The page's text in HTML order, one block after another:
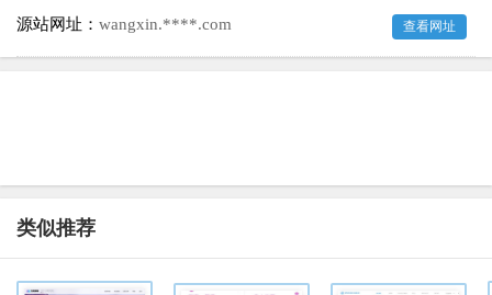
源站网址： wangxin.****.com 查看网址
类似推荐